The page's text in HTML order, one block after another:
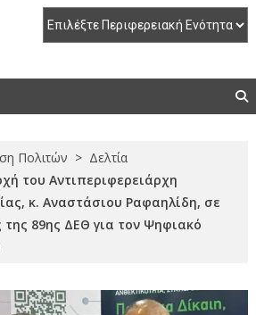
Πολιτών > Δελτία
του Αντιπεριφερειάρχη
κ. Αναστάσιου Ραφαηλίδη, σε
89ης ΔΕΘ για τον Ψηφιακό